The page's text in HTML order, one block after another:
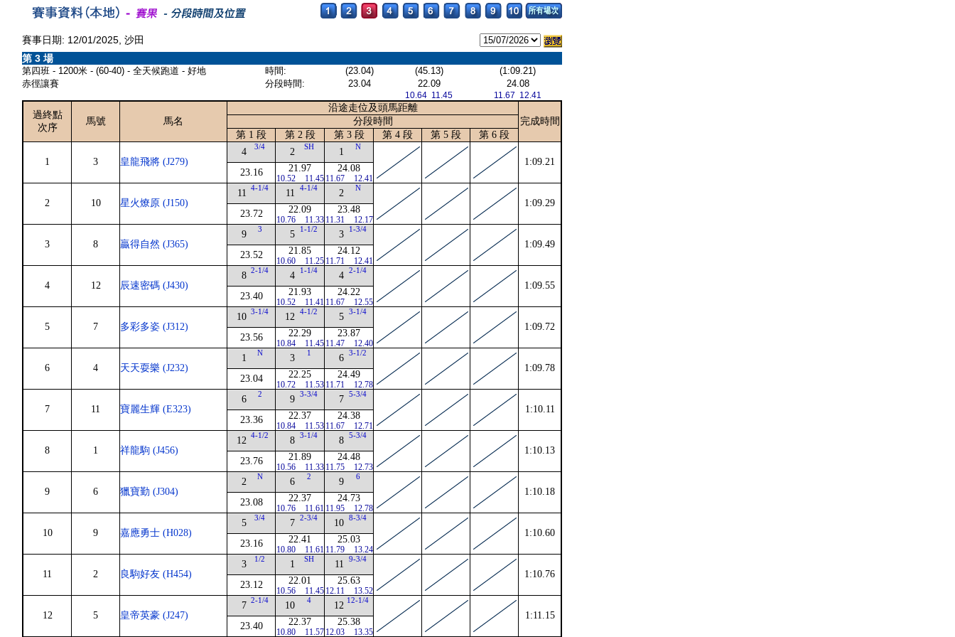
賽事日期: 12/01/2025, 沙田
第 3 場
第四班 - 1200米 - (60-40) - 全天候跑道 - 好地
赤徑讓賽
時間: (23.04) (45.13)
(1:09.21)
分段時間:
23.04 22.09
10.64 11.45
24.08
11.67 12.41
過終點
次序
馬號 馬名
沿途走位及頭馬距離
完成時間
分段時間
第 1 段
第 2 段 第 3 段 第 4 段 第 5 段 第 6 段
1 3 皇龍飛將 (J279)
4 3/4
23.16
2 SH
21.97
10.52 11.45
1 N
24.08
11.67 12.41
1:09.21
2 10 星火燎原 (J150)
11 4-1/4
23.72
11 4-1/4
22.09
10.76 11.33
2 N
23.48
11.31 12.17
1:09.29
3 8 贏得自然 (J365)
9 3
23.52
5 1-1/2
21.85
10.60 11.25
3 1-3/4
24.12
11.71 12.41
1:09.49
4 12 辰速密碼 (J430)
8 2-1/4
23.40
4 1-1/4
21.93
10.52 11.41
4 2-1/4
24.22
11.67 12.55
1:09.55
5 7 多彩多姿 (J312)
10 3-1/4
23.56
12 4-1/2
22.29
10.84 11.45
5 3-1/4
23.87
11.47 12.40
1:09.72
6 4 天天耍樂 (J232)
1 N
23.04
3 1
22.25
10.72 11.53
6 3-1/2
24.49
11.71 12.78
1:09.78
7 11 寶麗生輝 (E323)
6 2
23.36
9 3-3/4
22.37
10.84 11.53
7 5-3/4
24.38
11.67 12.71
1:10.11
8 1 祥龍駒 (J456)
12 4-1/2
23.76
8 3-1/4
21.89
10.56 11.33
8 5-3/4
24.48
11.75 12.73
1:10.13
9 6 獵寶勤 (J304)
2 N
23.08
6 2
22.37
10.76 11.61
9 6
24.73
11.95 12.78
1:10.18
10 9 嘉應勇士 (H028)
5 3/4
23.16
7 2-3/4
22.41
10.80 11.61
10 8-3/4
25.03
11.79 13.24
1:10.60
11 2 良駒好友 (H454)
3 1/2
23.12
1 SH
22.01
10.56 11.45
11 9-3/4
25.63
12.11 13.52
1:10.76
12 5 皇帝英豪 (J247)
7 2-1/4
23.40
10 4
22.37
10.80 11.57
12 12-1/4
25.38
12.03 13.35
1:11.15